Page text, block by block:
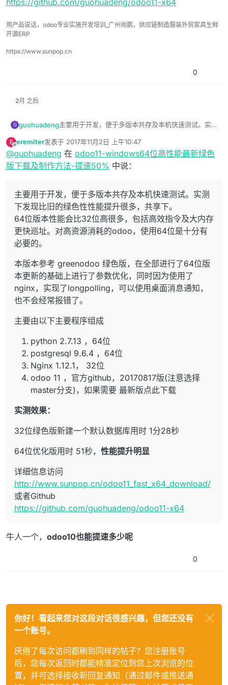
https://github.com/guohuadeng/odoo11-x64
用产品说话，odoo专业实施开发培训_广州尚鹏，供应链制造服装外贸家具生鲜
开源ERP
https://www.sunpop.cn
0
2月 之后
G guohuadeng主要用于开发，便于多版本共存及本机快速测试。实
64位版本性能会比32位高很多，包括高效指令及大内
存更快巡址。对高资源消耗的odoo，使用64位是十分
有必要的。
本版本参考 greenodoo 绿色版，在全部进行了64位
版本更新的基础上进行了参数优化，同时因为使用了
nginx，实现了longpolling，可以使用桌面消息通知，
主要由以下主要程序组成
postgresql 9.6.4 ，64位
Nginx 1.12.1， 32位
odoo 11 ，官方github，20170817版(注意选择
master分支)，如果需要 最新版点此下载
实测效果：
32位绿色版新建一个默认数据库用时 1分28秒
64位优化版用时 51秒，性能提升明显
http://www.sunpop.cn/odoo11_fast_x64_downloa
d/
或者Github
https://github.com/guohuadeng/odoo11-x64
E eremiter发表于 2017年11月2日 上午10:47
最后由 编辑
@guohuadeng 在 odoo11-windows64位高性能最新绿色
版下载及制作方法-提速50% 中说：
主要用于开发，便于多版本共存及本机快速测试。实测
下发现比旧的绿色性性能提升很多，共享下。
64位版本性能会比32位高很多，包括高效指令及大内存
更快巡址。对高资源消耗的odoo，使用64位是十分有
必要的。
本版本参考 greenodoo 绿色版，在全部进行了64位版
本更新的基础上进行了参数优化，同时因为使用了
nginx，实现了longpolling，可以使用桌面消息通知，
也不会经常报错了。
主要由以下主要程序组成
python 2.7.13 ，64位
postgresql 9.6.4 ，64位
Nginx 1.12.1， 32位
odoo 11 ，官方github，20170817版(注意选择
master分支)，如果需要 最新版点此下载
实测效果：
32位绿色版新建一个默认数据库用时 1分28秒
64位优化版用时 51秒， 性能提升明显
详细信息访问
http://www.sunpop.cn/odoo11_fast_x64_download/
或者Github
https://github.com/guohuadeng/odoo11-x64
牛人一个， odoo10也能提速多少呢
0
你好！看起来您对这段对话很感兴趣，但您还没有
一个账号。
厌倦了每次访问都刷到同样的帖子？您注册账号
后，您每次返回时都能精准定位到您上次浏览的位
置，并可选择接收新回复通知（通过邮件或推送通